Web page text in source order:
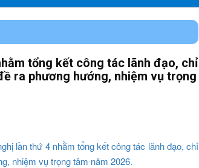
tổng kết công tác lãnh đạo, chỉ
ra phương hướng, nhiệm vụ trọng
lần thứ 4 nhằm tổng kết công tác lãnh đạo, chỉ
nhiệm vụ trọng tâm năm 2026.